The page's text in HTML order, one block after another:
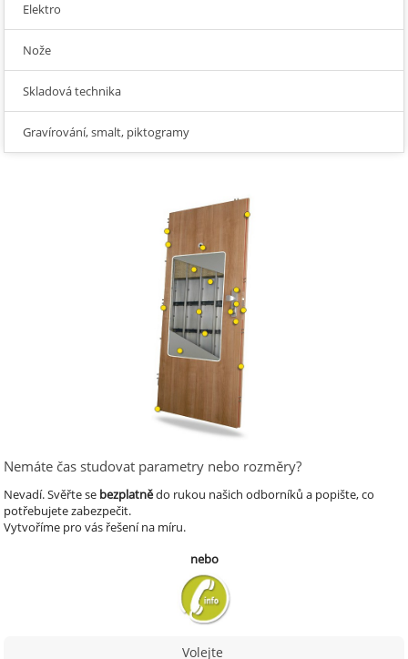
Elektro
Nože
Skladová technika
Gravírování, smalt, piktogramy
Nemáte čas studovat parametry nebo rozměry?
Nevadí.Svěřte se bezplatnědo rukou našich odborníků a popište, co
potřebujete zabezpečit.
Vytvoříme pro vás řešení na míru.
nebo
Volejte